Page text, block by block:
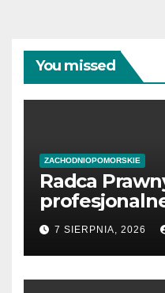
You missed
ZACHODNIOPOMORSKIE
Radca
sprawach
7 SIERPNIA, 2026